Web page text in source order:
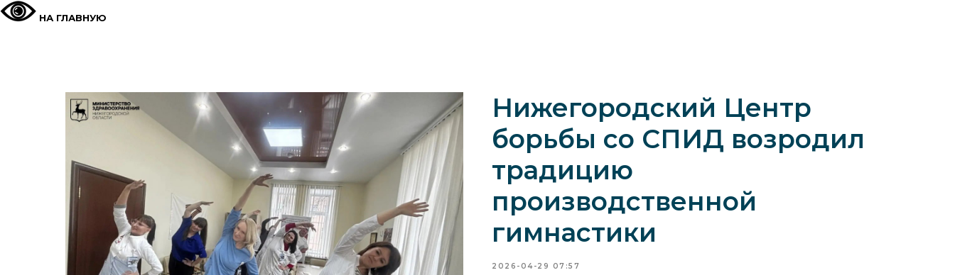
НА ГЛАВНУЮ
Нижегородский Центр
борьбы со СПИД возродил
традицию
производственной
гимнастики
2026-04-29 07:57